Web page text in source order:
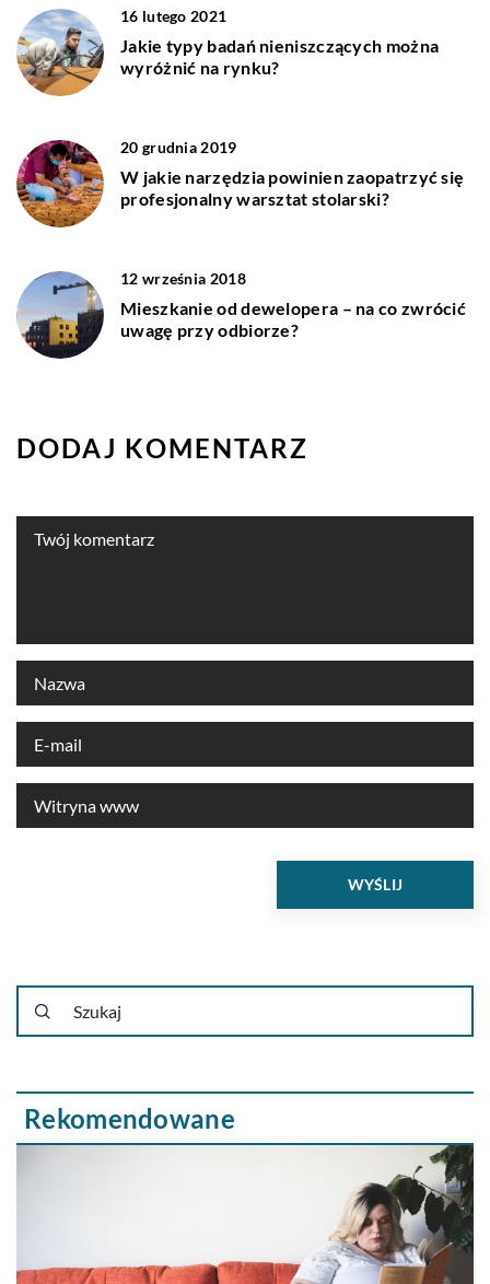
16 lutego 2021
Jakie typy badań nieniszczących można
wyróżnić na rynku?
20 grudnia 2019
W jakie narzędzia powinien zaopatrzyć się
profesjonalny warsztat stolarski?
12 września 2018
Mieszkanie od dewelopera – na co zwrócić
uwagę przy odbiorze?
DODAJ KOMENTARZ
Rekomendowane